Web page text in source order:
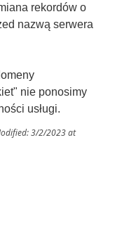
rekordów o
nazwą serwera
nie ponosimy
usługi.
3/2/2023 at